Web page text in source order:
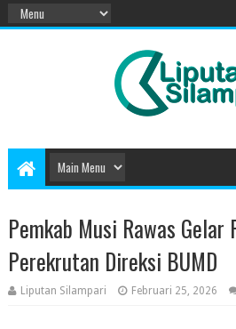
Pemkab Musi Rawas Gelar
Perekrutan Direksi BUMD
Liputan Silampari Februari 25, 2026